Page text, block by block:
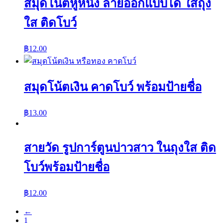
สมุดโน๊ตหูหนัง ลายออกแบบได้ ใส่ถุง
ใส ติดโบว์
฿12.00
สมุดโน้ตเงิน คาดโบว์ พร้อมป้ายชื่อ
฿13.00
สายวัด รูปการ์ตูนบ่าวสาว ในถุงใส ติด
โบว์พร้อมป้ายชื่อ
฿12.00
←
1